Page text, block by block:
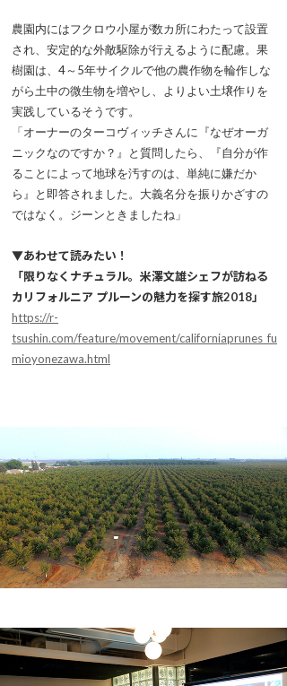
農園内にはフクロウ小屋が数カ所にわたって設置
され、安定的な外敵駆除が行えるように配慮。果
樹園は、4～5年サイクルで他の農作物を輪作しな
がら土中の微生物を増やし、よりよい土壌作りを
実践しているそうです。
「オーナーのターコヴィッチさんに『なぜオーガ
ニックなのですか？』と質問したら、『自分が作
ることによって地球を汚すのは、単純に嫌だか
ら』と即答されました。大義名分を振りかざすの
ではなく。ジーンときましたね」
▼あわせて読みたい！
「限りなくナチュラル。米澤文雄シェフが訪ねる
カリフォルニア プルーンの魅力を探す旅2018」
https://r-
tsushin.com/feature/movement/californiaprunes_fu
mioyonezawa.html